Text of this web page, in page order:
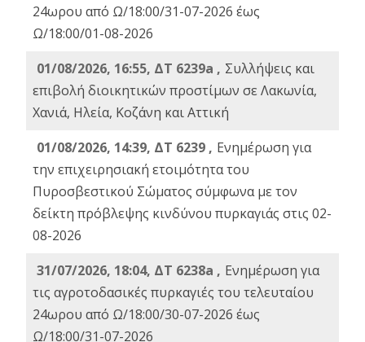
24ωρου από Ω/18:00/31-07-2026 έως
Ω/18:00/01-08-2026
01/08/2026, 16:55, ΔΤ 6239a , Συλλήψεις και
επιβολή διοικητικών προστίμων σε Λακωνία,
Χανιά, Ηλεία, Κοζάνη και Αττική
01/08/2026, 14:39, ΔΤ 6239 , Ενημέρωση για
την επιχειρησιακή ετοιμότητα του
Πυροσβεστικού Σώματος σύμφωνα με τον
δείκτη πρόβλεψης κινδύνου πυρκαγιάς στις 02-
08-2026
31/07/2026, 18:04, ΔΤ 6238a , Ενημέρωση για
τις αγροτοδασικές πυρκαγιές του τελευταίου
24ωρου από Ω/18:00/30-07-2026 έως
Ω/18:00/31-07-2026